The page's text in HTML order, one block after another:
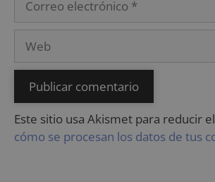
Este sitio usa Akismet para reducir
cómo se procesan los datos de tus